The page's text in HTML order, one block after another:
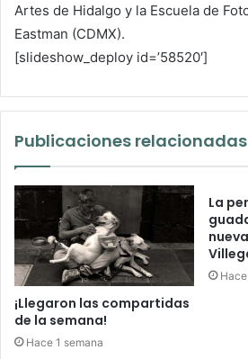
Artes de Hidalgo y la Escuela de
Eastman (CDMX).
[slideshow_deploy id=’58520′]
Publicaciones relacionadas
¡Llegaron las compartidas
de la semana!
Hace 1 semana
La